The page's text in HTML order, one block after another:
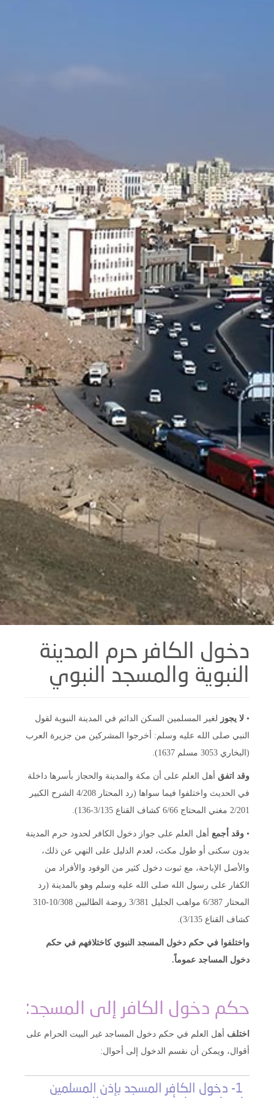
دخول الكافر حرم المدينة
النبوية والمسجد النبوي
• لا يجوز لغير المسلمين السكن الدائم في المدينة النبوية لقول
النبي صلى الله عليه وسلم: أخرجوا المشركين من جزيرة العرب
(البخاري 3053 مسلم 1637).
وقد اتفق أهل العلم على أن مكة والمدينة والحجاز بأسرها داخلة
في الحديث واختلفوا فيما سواها (رد المحتار 4/208 الشرح الكبير
2/201 مغني المحتاج 6/66 كشاف القناع 3/135-136).
• وقد أجمع أهل العلم على جواز دخول الكافر لحدود حرم المدينة
بدون سكنى أو طول مكث، لعدم الدليل على النهي عن ذلك،
والأصل الإباحة، مع ثبوت دخول كثير من الوفود والأفراد من
الكفار على رسول الله صلى الله عليه وسلم وهو بالمدينة (رد
المحتار 6/387 مواهب الجليل 3/381 روضة الطالبين 10/308-310
كشاف القناع 3/135).
واختلفوا في حكم دخول المسجد النبوي كاختلافهم في حكم
دخول المساجد عموماً.
حكم دخول الكافر إلى المسجد:
اختلف أهل العلم في حكم دخول المساجد غير البيت الحرام على
أقوال، ويمكن أن نقسم الدخول إلى أحوال:
1- دخول الكافر المسجد بإذن المسلمين